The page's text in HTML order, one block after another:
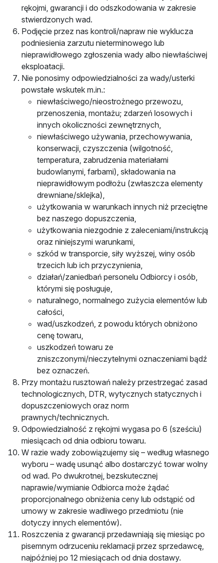
rękojmi, gwarancji i do odszkodowania w zakresie
stwierdzonych wad.
Podjęcie przez nas kontroli/napraw nie wyklucza
podniesienia zarzutu nieterminowego lub
nieprawidłowego zgłoszenia wady albo niewłaściwej
eksploatacji.
Nie ponosimy odpowiedzialności za wady/usterki
powstałe wskutek m.in.:
niewłaściwego/nieostrożnego przewozu,
przenoszenia, montażu; zdarzeń losowych i
innych okoliczności zewnętrznych,
niewłaściwego używania, przechowywania,
konserwacji, czyszczenia (wilgotność,
temperatura, zabrudzenia materiałami
budowlanymi, farbami), składowania na
nieprawidłowym podłożu (zwłaszcza elementy
drewniane/sklejka),
użytkowania w warunkach innych niż przeciętne
bez naszego dopuszczenia,
użytkowania niezgodnie z zaleceniami/instrukcją
oraz niniejszymi warunkami,
szkód w transporcie, siły wyższej, winy osób
trzecich lub ich przyczynienia,
działań/zaniedbań personelu Odbiorcy i osób,
którymi się posługuje,
naturalnego, normalnego zużycia elementów lub
całości,
wad/uszkodzeń, z powodu których obniżono
cenę towaru,
uszkodzeń towaru ze
zniszczonymi/nieczytelnymi oznaczeniami bądź
bez oznaczeń.
Przy montażu rusztowań należy przestrzegać zasad
technologicznych, DTR, wytycznych statycznych i
dopuszczeniowych oraz norm
prawnych/technicznych.
Odpowiedzialność z rękojmi wygasa po 6 (sześciu)
miesiącach od dnia odbioru towaru.
W razie wady zobowiązujemy się – według własnego
wyboru – wadę usunąć albo dostarczyć towar wolny
od wad. Po dwukrotnej, bezskutecznej
naprawie/wymianie Odbiorca może żądać
proporcjonalnego obniżenia ceny lub odstąpić od
umowy w zakresie wadliwego przedmiotu (nie
dotyczy innych elementów).
Roszczenia z gwarancji przedawniają się miesiąc po
pisemnym odrzuceniu reklamacji przez sprzedawcę,
najpóźniej po 12 miesiącach od dnia dostawy.